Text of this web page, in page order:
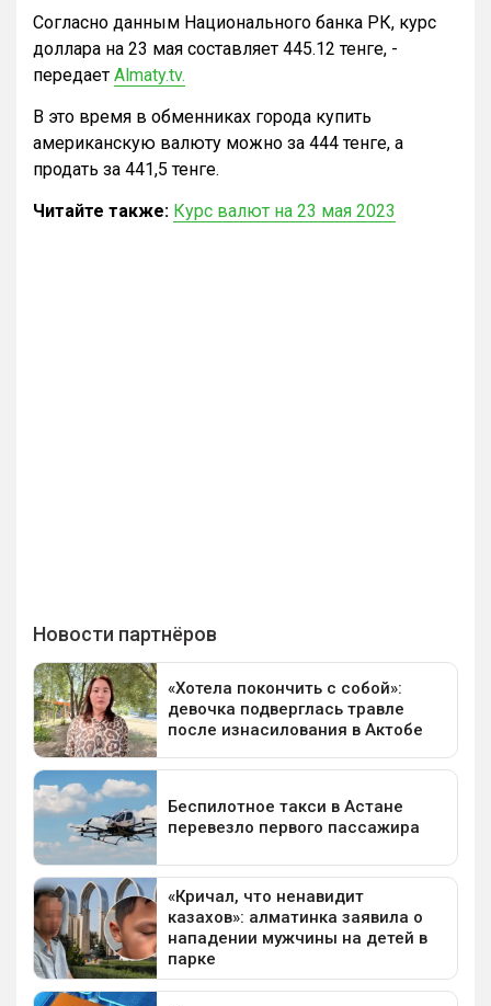
Согласно данным Национального банка РК, курс
доллара на 23 мая составляет 445.12 тенге, -
передает Almaty.tv.
В это время в обменниках города купить
американскую валюту можно за 444 тенге, а
продать за 441,5 тенге.
Читайте также: Курс валют на 23 мая 2023